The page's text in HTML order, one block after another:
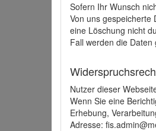
Sofern Ihr Wunsch
Von uns gespeicherte
eine Löschung nicht
Fall werden die
Nutzer dieser
Wenn Sie eine
Erhebung,
Adresse: